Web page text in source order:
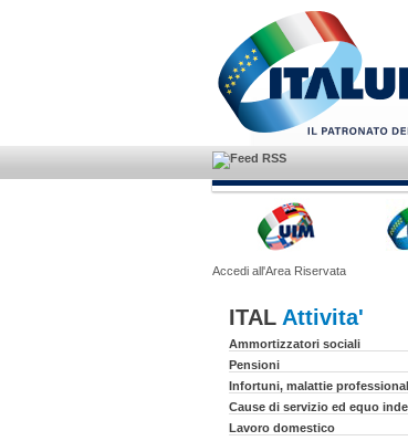
Accedi all'Area Riservata
ITAL Attivita'
Ammortizzatori sociali
Pensioni
Infortuni, malattie
Cause di servizio ed equo
Lavoro domestico